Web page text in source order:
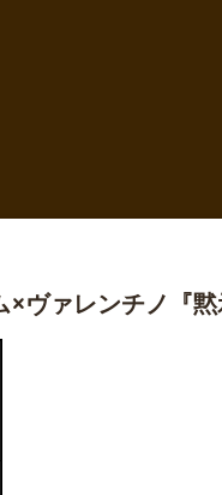
ァレンチノ『黙